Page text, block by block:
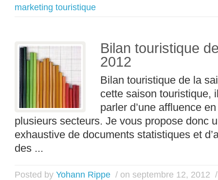
marketing touristique
Bilan touristique
2012
Bilan touristique de la
cette saison touristique,
parler d’une affluence
plusieurs secteurs. Je vous propose donc
exhaustive de documents statistiques et
des ...
Posted by Yohann Rippe / on septembre 12, 2012